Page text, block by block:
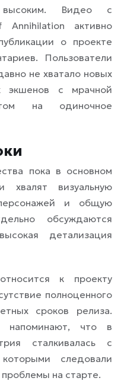
высоким. Видео с
активно
о проекте
Пользователи
не хватало новых
экшенов с мрачной
на одиночное
пока в основном
хвалят визуальную
и общую
обсуждаются
детализация
к проекту
полноценного
сроков релиза.
напоминают, что в
сталкивалась с
следовали
на старте.